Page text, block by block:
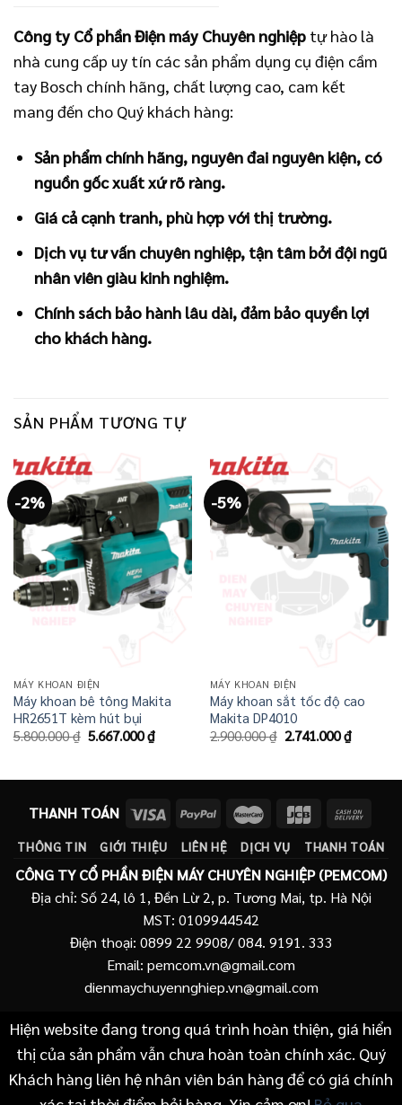
Công ty Cổ phần Điện máy Chuyên nghiệp tự hào là
nhà cung cấp uy tín các sản phẩm dụng cụ điện cầm
tay Bosch chính hãng, chất lượng cao, cam kết
mang đến cho Quý khách hàng:
Sản phẩm chính hãng, nguyên đai nguyên kiện, có
nguồn gốc xuất xứ rõ ràng.
Giá cả cạnh tranh, phù hợp với thị trường.
Dịch vụ tư vấn chuyên nghiệp, tận tâm bởi đội ngũ
nhân viên giàu kinh nghiệm.
Chính sách bảo hành lâu dài, đảm bảo quyền lợi
cho khách hàng.
SẢN PHẨM TƯƠNG TỰ
-2%
MÁY KHOAN ĐIỆN
Máy khoan bê tông Makita
HR2651T kèm hút bụi
5.800.000₫ Giá
5.800.000 ₫.
5.667.000₫Giá
là:
-5%
MÁY KHOAN ĐIỆN
Máy khoan sắt tốc độ cao
Makita DP4010
2.900.000₫ Giá
2.900.000 ₫.
2.741.000₫Giá
là:
THANH TOÁN
THÔNG TIN GIỚI THIỆU LIÊN HỆ DỊCH VỤ THANH TOÁN
CÔNG TY CỔ PHẦN ĐIỆN MÁY CHUYÊN NGHIỆP (PEMCOM)
Địa chỉ: Số 24, lô 1, Đền Lừ 2, p. Tương Mai, tp. Hà Nội
MST: 0109944542
Điện thoại: 0899 22 9908/ 084. 9191. 333
Email: pemcom.vn@gmail.com
dienmaychuyennghiep.vn@gmail.com
Hiện website đang trong quá trình hoàn thiện, giá hiển
thị của sản phẩm vẫn chưa hoàn toàn chính xác. Quý
Khách hàng liên hệ nhân viên bán hàng để có giá chính